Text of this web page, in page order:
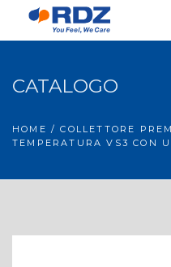
CATALOGO
HOME / COLLETTORE
TEMPERATURA VS3 CON